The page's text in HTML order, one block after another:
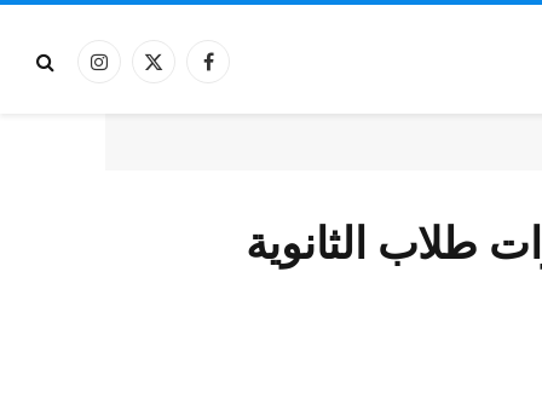
فيسبوكX
الانستغرام
طلاب الثانوية